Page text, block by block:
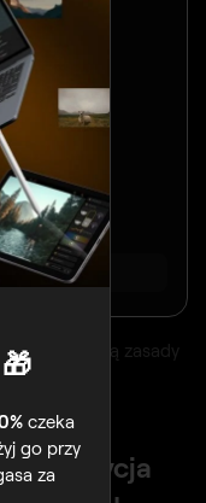
Obowiązują zasady
edycja
czeka
go przy
za